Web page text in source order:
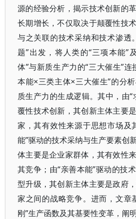
源的经验分析，揭示技术创新的
长期增长，不仅取决于颠覆性技
与之关联的技术采纳和技术渗透
题”出发，将人类的“三项本能”
体”与新质生产力的“三大催生”连
本能×三类主体×三大催生”的分
质生产力的生成逻辑。其中，由
覆性技术创新，其创新主体主要
家，其有效性来源于思想市场及
能”驱动的技术采纳与生产要素创
体主要是企业家群体，其有效性
其竞争；由“亲善本能”驱动的技
型升级，其创新主体主要是政府
家之间的战略竞争。进而，文章
刚”生产函数及其基要性变革，阐